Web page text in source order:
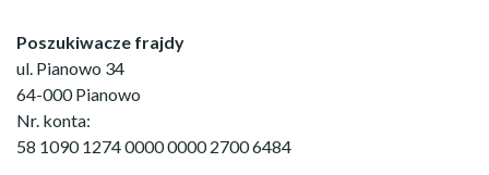
Poszukiwacze frajdy
ul. Pianowo 34
64-000 Pianowo
Nr. konta:
58 1090 1274 0000 0000 2700 6484